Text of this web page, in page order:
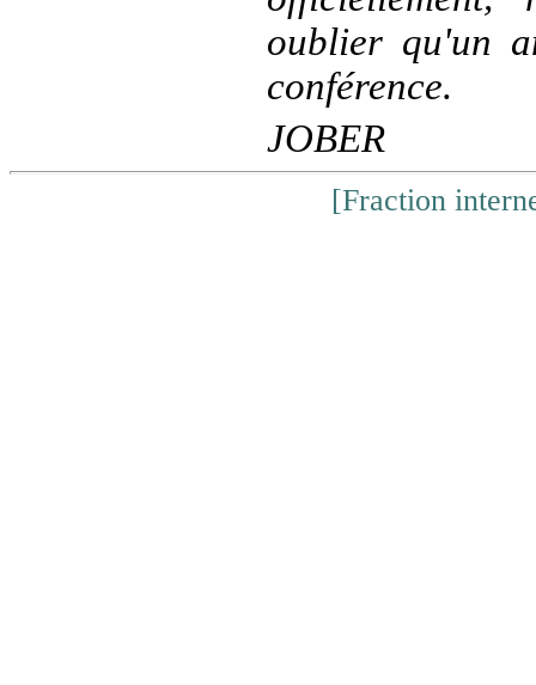
oublier qu'un
conférence.
JOBER
[Fraction